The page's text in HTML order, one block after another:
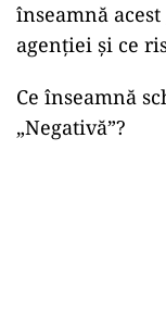
înseamnă
agenției și ce
Ce înseamnă
„Negativă”?